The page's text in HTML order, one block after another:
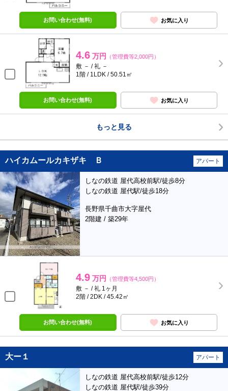
お問い合わせ(無料) お気に入り
4.6 万円 （管理費等2,000円）
敷 － / 礼 －
1階 / 1LDK / 50.51㎡
お問い合わせ(無料) お気に入り
もっと見る
ハイカムールカキザキ Ｂ アパート
しなの鉄道 屋代高校前駅/徒歩8分
しなの鉄道 屋代駅/徒歩18分
長野県千曲市大字屋代
2階建 / 築29年
4.9 万円 （管理費等4,500円）
敷 － / 礼 1ヶ月
2階 / 2DK / 45.42㎡
お問い合わせ(無料) お気に入り
大ー１ アパート
しなの鉄道 屋代高校前駅/徒歩12分
しなの鉄道 屋代駅/徒歩39分